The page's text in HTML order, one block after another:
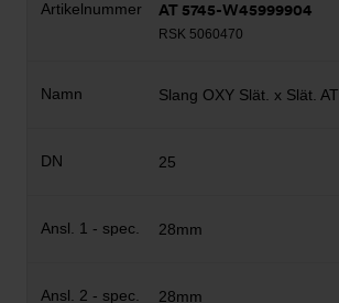
AT 5745-W45999904
RSK 5060470
Slang OXY Slät. x Slät. AT
25
28mm
28mm